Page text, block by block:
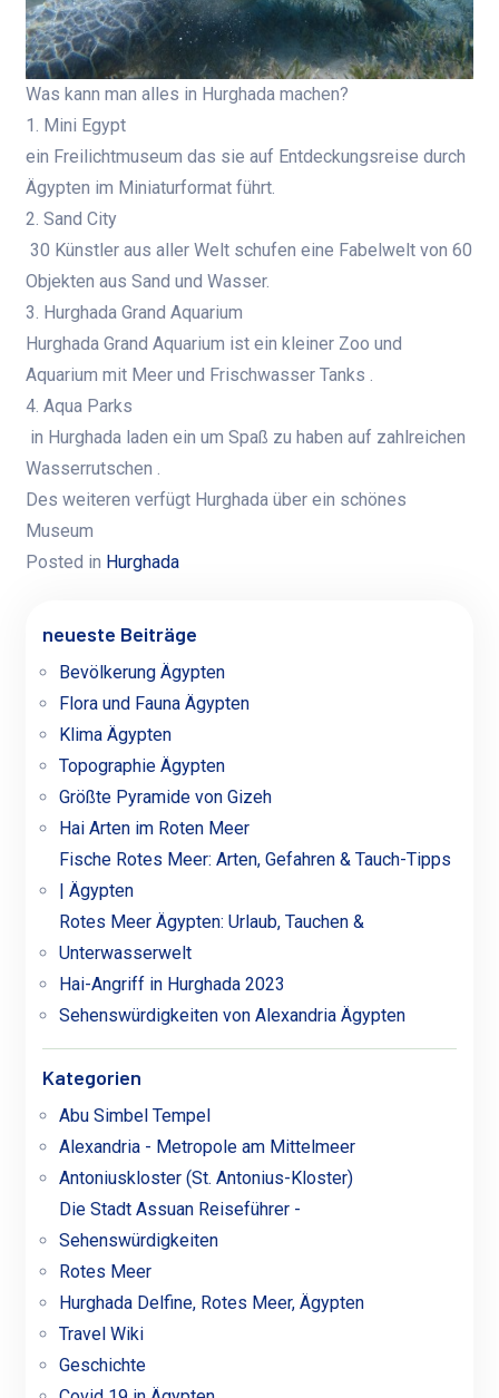
Was kann man alles in Hurghada machen?
1. Mini Egypt
ein Freilichtmuseum das sie auf Entdeckungsreise durch
Ägypten im Miniaturformat führt.
2. Sand City
30 Künstler aus aller Welt schufen eine Fabelwelt von 60
Objekten aus Sand und Wasser.
3. Hurghada Grand Aquarium
Hurghada Grand Aquarium ist ein kleiner Zoo und
Aquarium mit Meer und Frischwasser Tanks .
4. Aqua Parks
in Hurghada laden ein um Spaß zu haben auf zahlreichen
Wasserrutschen .
Des weiteren verfügt Hurghada über ein schönes
Museum
Posted in Hurghada
neueste Beiträge
Bevölkerung Ägypten
Flora und Fauna Ägypten
Klima Ägypten
Topographie Ägypten
Größte Pyramide von Gizeh
Hai Arten im Roten Meer
Fische Rotes Meer: Arten, Gefahren & Tauch-Tipps
| Ägypten
Rotes Meer Ägypten: Urlaub, Tauchen &
Unterwasserwelt
Hai-Angriff in Hurghada 2023
Sehenswürdigkeiten von Alexandria Ägypten
Kategorien
Abu Simbel Tempel
Alexandria - Metropole am Mittelmeer
Antoniuskloster (St. Antonius-Kloster)
Die Stadt Assuan Reiseführer -
Sehenswürdigkeiten
Rotes Meer
Hurghada Delfine, Rotes Meer, Ägypten
Travel Wiki
Geschichte